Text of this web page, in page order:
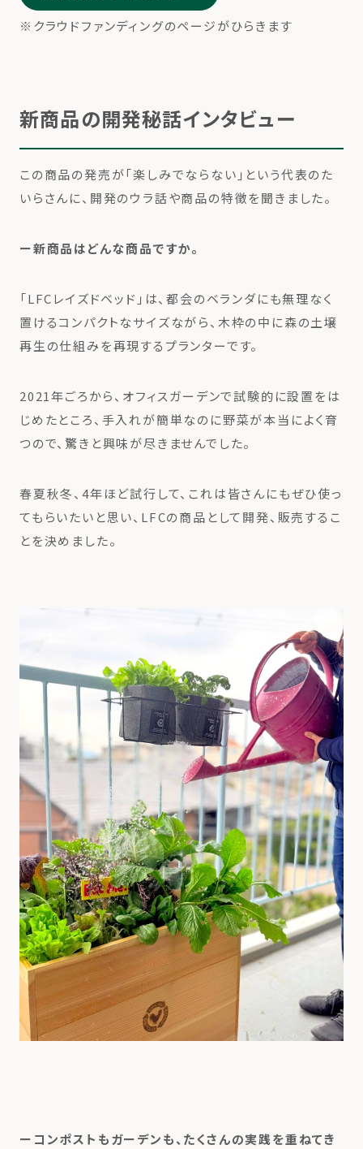
※クラウドファンディングのページがひらきます
新商品の開発秘話インタビュー
この商品の発売が「楽しみでならない」という代表のた
いらさんに、開発のウラ話や商品の特徴を聞きました。
ー新商品はどんな商品ですか。
「LFCレイズドベッド」は、都会のベランダにも無理なく
置けるコンパクトなサイズながら、木枠の中に森の土壌
再生の仕組みを再現するプランターです。
2021年ごろから、オフィスガーデンで試験的に設置をは
じめたところ、手入れが簡単なのに野菜が本当によく育
つので、驚きと興味が尽きませんでした。
春夏秋冬、4年ほど試行して、これは皆さんにもぜひ使っ
てもらいたいと思い、LFCの商品として開発、販売するこ
とを決めました。
ーコンポストもガーデンも、たくさんの実践を重ねてき